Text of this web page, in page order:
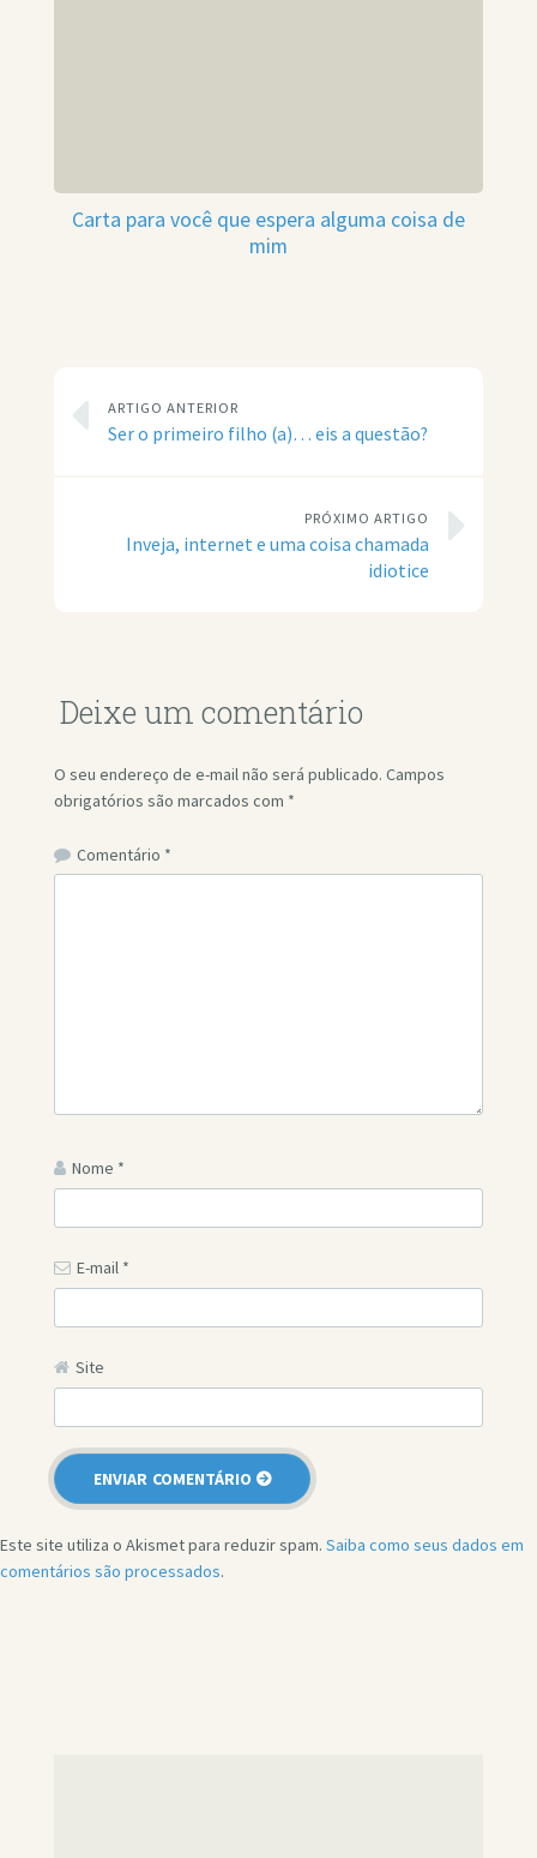
Carta para você que espera alguma coisa de
mim
ARTIGO ANTERIOR
Ser o primeiro filho (a)… eis a questão?
PRÓXIMO ARTIGO
Inveja, internet e uma coisa chamada
idiotice
Deixe um comentário
O seu endereço de e-mail não será publicado. Campos
obrigatórios são marcados com *
Comentário *
Nome *
E-mail *
Site
Este site utiliza o Akismet para reduzir spam. Saiba como seus dados em
comentários são processados.